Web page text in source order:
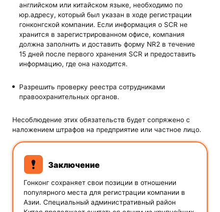
английском или китайском языке, необходимо по
юр.адресу, который был указан в ходе регистрации
гонконгской компании. Если информация о SCR не
хранится в зарегистрированном офисе, компания
должна заполнить и доставить форму NR2 в течение
15 дней после первого хранения SCR и предоставить
информацию, где она находится.
Разрешить проверку реестра сотрудниками
правоохранительных органов.
Несоблюдение этих обязательств будет сопряжено с
наложением штрафов на предприятие или частное лицо.
Заключение
Гонконг сохраняет свои позиции в отношении
популярного места для регистрации компании в
Азии. Специальный административный район